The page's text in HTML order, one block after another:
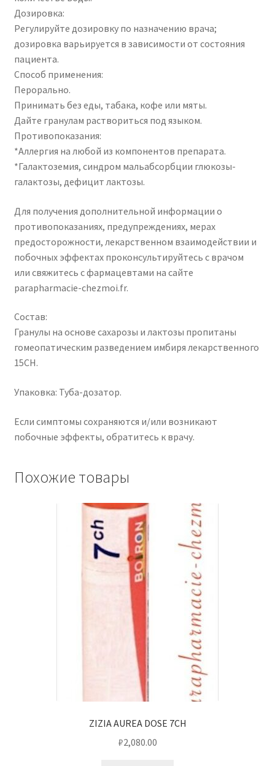
Дозировка:
Регулируйте дозировку по назначению врача;
дозировка варьируется в зависимости от состояния
пациента.
Способ применения:
Перорально.
Принимать без еды, табака, кофе или мяты.
Дайте гранулам раствориться под языком.
Противопоказания:
*Аллергия на любой из компонентов препарата.
*Галактоземия, синдром мальабсорбции глюкозы-
галактозы, дефицит лактозы.
Для получения дополнительной информации о
противопоказаниях, предупреждениях, мерах
предосторожности, лекарственном взаимодействии и
побочных эффектах проконсультируйтесь с врачом
или свяжитесь с фармацевтами на сайте
parapharmacie-chezmoi.fr.
Состав:
Гранулы на основе сахарозы и лактозы пропитаны
гомеопатическим разведением имбиря лекарственного
15CH.
Упаковка: Туба-дозатор.
Если симптомы сохраняются и/или возникают
побочные эффекты, обратитесь к врачу.
Похожие товары
ZIZIA AUREA DOSE 7CH
₽2,080.00